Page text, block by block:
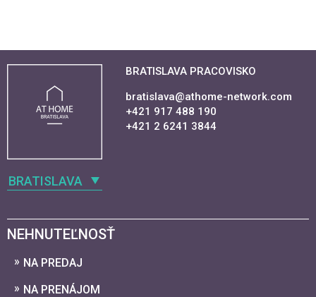
BRATISLAVA
BRATISLAVA PRACOVISKO
bratislava@athome-network.com
+421 917 488 190
+421 2 6241 3844
NEHNUTEĽNOSŤ
NA PREDAJ
NA PRENÁJOM